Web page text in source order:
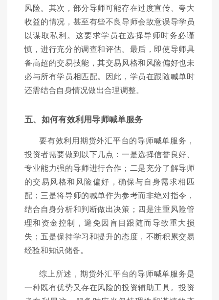
风险。其次，部分导师可能存在过度宣传、夸大
收益的情况，甚至有些不良导师会故意误导学员
以谋取私利。这要求学员在选择导师时务必谨
慎，进行充分的调查和评估。最后，即使导师具
备高超的交易技能，其交易风格和风险偏好也未
必与所有学员相匹配。因此，学员在跟随喊单时
还需结合自身情况做出合理调整。
五、如何有效利用导师喊单服务
要有效利用期货外汇平台的导师喊单服务，
投资者需要做到以下几点：一是选择信誉良好、
专业能力强的导师进行合作；二是充分了解导师
的交易风格和风险偏好，确保与自身需求相匹
配；三是将导师的喊单作为参考而非绝对指令，
结合自身分析和判断做出决策；四是注重风险管
理和资金控制，避免因盲目跟随而导致重大损
失；五是保持学习和提升的态度，不断积累交易
经验和知识储备。
综上所述，期货外汇平台的导师喊单服务是
一种既有优势又存在风险的投资辅助工具。投资